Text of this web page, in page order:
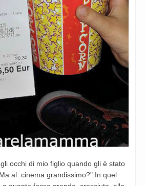
occhi di mio figlio quando gli è stato
al cinema grandissimo?" In quel